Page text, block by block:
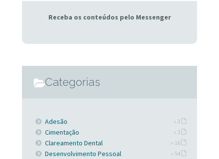
Receba os conteúdos pelo Messenger
Categorias
Adesão » 3
Cimentação » 3
Clareamento Dental » 16
Desenvolvimento Pessoal » 54